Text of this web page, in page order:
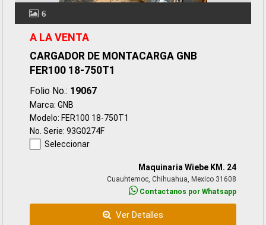
6
A LA VENTA
CARGADOR DE MONTACARGA GNB
FER100 18-750T1
Folio No.: 19067
Marca: GNB
Modelo: FER100 18-750T1
No. Serie: 93G0274F
Seleccionar
Maquinaria Wiebe KM. 24
Cuauhtemoc, Chihuahua, Mexico 31608
Contactanos por Whatsapp
Ver Detalles